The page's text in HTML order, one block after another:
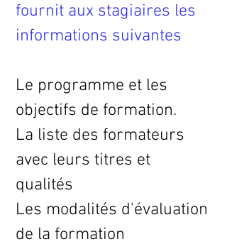
fournit aux stagiaires les
informations suivantes
Le programme et les
objectifs de formation.
La liste des formateurs
avec leurs titres et
qualités
Les modalités d'évaluation
de la formation